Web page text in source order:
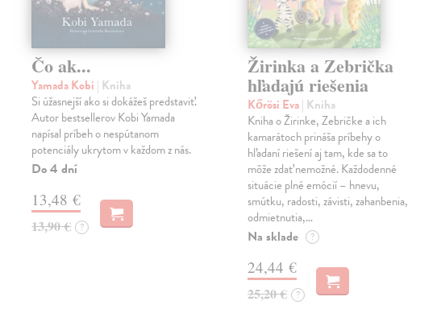
Čo ak...
Yamada Kobi | Kniha
Si úžasnejší ako si dokážeš predstaviť.
Autor bestsellerov Kobi Yamada
napísal príbeh o nespútanom
potenciály ukrytom v každom z nás.
Do 4 dní
13,48 €
13,90 € ?
Žirinka a Zebrička
hľadajú riešenia
Kőrösi Eva| Kniha
Kniha o Žirinke, Zebričke a ich
kamarátoch prináša príbehy o
hľadaní riešení aj tam, kde sa to
môže zdať nemožné. Každodenné
situácie plné emócií – hnevu,
smútku, radosti, závisti, zahanbenia,
odmietnutia,…
Na sklade ?
24,44 €
25,20 € ?